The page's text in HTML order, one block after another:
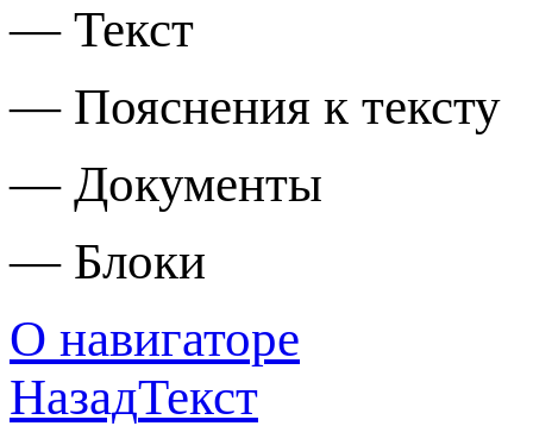
— Текст
— Пояснения к тексту
— Документы
— Блоки
О навигаторе
НазадТекст